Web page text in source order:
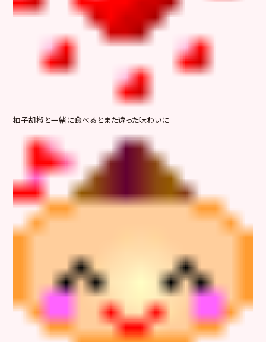
柚子胡椒と一緒に食べるとまた違った味わいに